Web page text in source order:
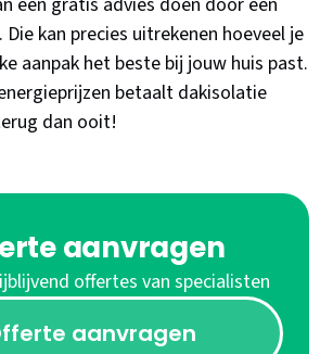
kan precies uitrekenen hoeveel je
aanpak het beste bij jouw huis past.
betaalt dakisolatie
dan ooit!
aanvragen
offertes van specialisten
aanvragen